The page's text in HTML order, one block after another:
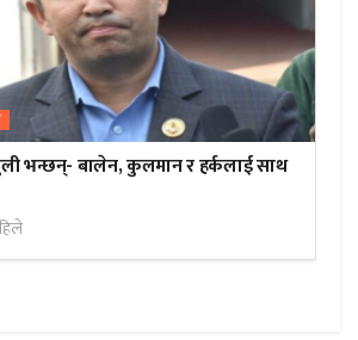
भन्छन्- बालेन, कुलमान र हर्कलाई साथ